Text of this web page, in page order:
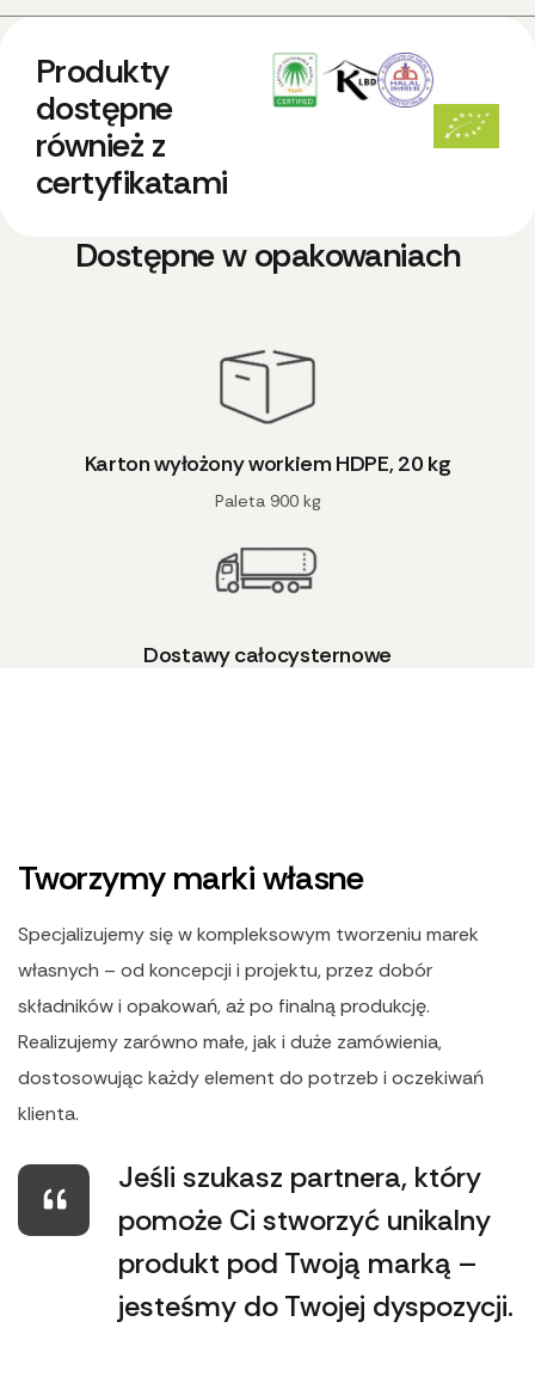
Produkty
dostępne
również z
certyfikatami
Dostępne w opakowaniach
Karton wyłożony workiem HDPE, 20 kg
Paleta 900 kg
Dostawy całocysternowe
Tworzymy marki własne
Specjalizujemy się w kompleksowym tworzeniu marek
własnych – od koncepcji i projektu, przez dobór
składników i opakowań, aż po finalną produkcję.
Realizujemy zarówno małe, jak i duże zamówienia,
dostosowując każdy element do potrzeb i oczekiwań
klienta.
Jeśli szukasz partnera, który
pomoże Ci stworzyć unikalny
produkt pod Twoją marką –
jesteśmy do Twojej dyspozycji.